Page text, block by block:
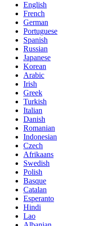
English
French
German
Portuguese
Spanish
Russian
Japanese
Korean
Arabic
Irish
Greek
Turkish
Italian
Danish
Romanian
Indonesian
Czech
Afrikaans
Swedish
Polish
Basque
Catalan
Esperanto
Hindi
Lao